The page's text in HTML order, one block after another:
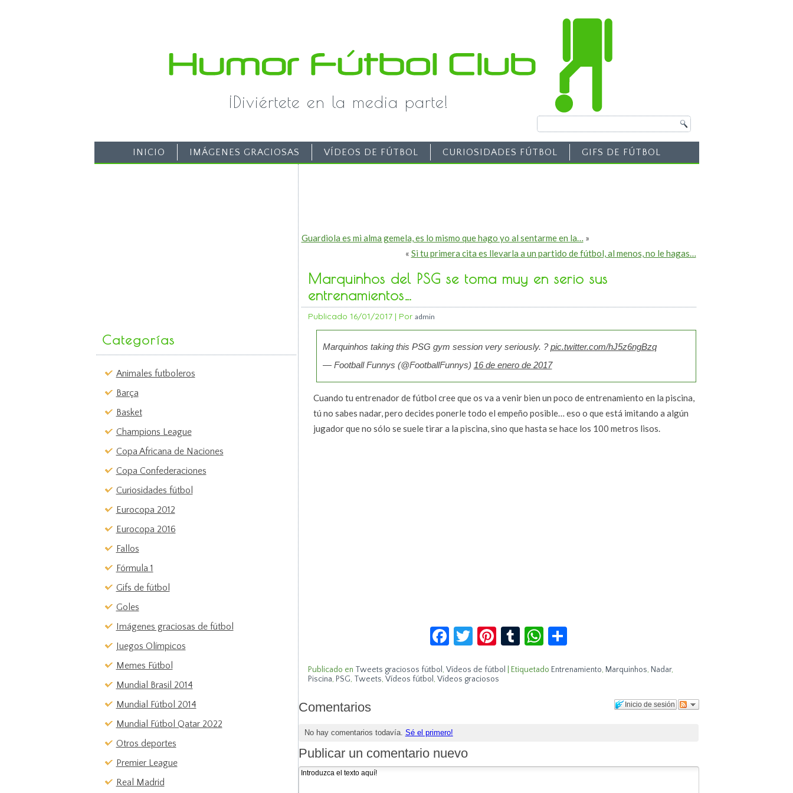
¡Diviértete en la media parte!
INICIO IMÁGENES GRACIOSAS VÍDEOS DE FÚTBOL CURIOSIDADES FÚTBOL GIFS DE FÚTBOL
Categorías
Animales futboleros
Barça
Basket
Champions League
Copa Africana de Naciones
Copa Confederaciones
Curiosidades fútbol
Eurocopa 2012
Eurocopa 2016
Fallos
Fórmula 1
Gifs de fútbol
Goles
Imágenes graciosas de fútbol
Juegos Olímpicos
Memes Fútbol
Mundial Brasil 2014
Mundial Fútbol 2014
Mundial Fútbol Qatar 2022
Otros deportes
Premier League
Real Madrid
Guardiola es mi alma gemela, es lo mismo que hago yo al sentarme en la… »
« Si tu primera cita es llevarla a un partido de fútbol, al menos, no le hagas…
Marquinhos del PSG se toma muy en serio sus
entrenamientos…
Publicado 16/01/2017| Por admin
Marquinhos taking this PSG gym session very seriously. ?pic.twitter.com/hJ5z6ngBzq
— Football Funnys (@FootballFunnys) 16 de enero de 2017
Cuando tu entrenador de fútbol cree que os va a venir bien un poco de entrenamiento en la piscina,
tú no sabes nadar, pero decides ponerle todo el empeño posible… eso o que está imitando a algún
jugador que no sólo se suele tirar a la piscina, sino que hasta se hace los 100 metros lisos.
Facebook
Twitter
Pinterest
TumblrWhatsApp
Publicado en Tweets graciosos fútbol , Vídeos de fútbol Etiquetado Entrenamiento, Marquinhos, Nadar,
Piscina, PSG, Tweets, Vídeos fútbol , Vídeos graciosos
Inicio de sesión
Comentarios
No hay comentarios todavía. Sé el primero!
Publicar un comentario nuevo